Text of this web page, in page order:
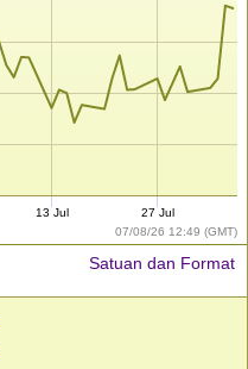
07/08/26 12:49 (GMT)
13 Jul 27 Jul
Satuan dan Format